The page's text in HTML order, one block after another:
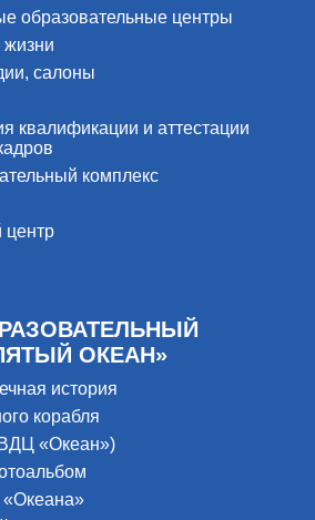
образовательные центры
салоны
квалификации и аттестации
комплекс
центр
ОКЕАН»
история
корабля
«Океан»)